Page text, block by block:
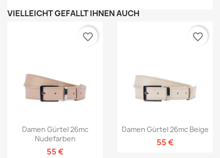
VIELLEICHT GEFÄLLT IHNEN AUCH
Damen Gürtel 26mc
Nudefarben
55 €
favorite_border
Damen Gürtel 26mc Beige
55 €
favorite_border